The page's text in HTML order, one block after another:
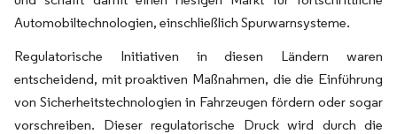
Automobiltechnologien, einschließlich Spurwarnsysteme.
Regulatorische Initiativen in diesen Ländern waren
entscheidend, mit proaktiven Maßnahmen, die die Einführung
von Sicherheitstechnologien in Fahrzeugen fördern oder sogar
vorschreiben. Dieser regulatorische Druck wird durch die